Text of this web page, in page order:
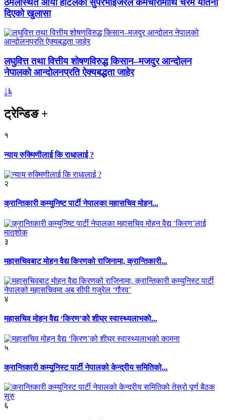
दिएको खुलासा
लघुवित्त तथा वित्तीय शोषणविरुद्ध किसान–मजदुर आन्दोलन
नेपालको आन्दोलनप्रति ऐक्यबद्धता जाहेर
ट्रेन्डिङ+
१
न्याय रुक्मिणीलाई कि राधालाई ?
२
क्रान्तिकारी कम्युनिष्ट पार्टी नेपालका महासचिव मोहन...
३
महासचिवबाट मोहन वैद्य किरणको राजिनामा, क्रान्तिकारी...
४
महासचिव मोहन वैद्य ‘किरण’को शीघ्र स्वास्थ्यलाभको...
५
क्रान्तिकारी कम्युनिस्ट पार्टी नेपालको केन्द्रीय समितिको...
६